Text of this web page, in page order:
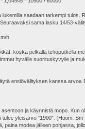
saadaan tarkempi
sama lasku 14/53-
h
koska pelkällä tehoputkella
hyvälle suorituskyvylle ja
ensiövälityksen kanssa arvoa
ja käynnistä mopo. Kun
yleisarvo "1900". (Huom.
paina modea jälleen pohjassa,